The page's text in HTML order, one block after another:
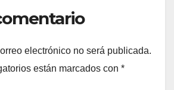
electrónico no será publicada.
están marcados con *